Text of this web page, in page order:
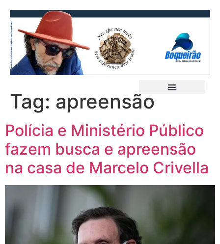
Tag: apreensão
Polícia e Ministério Público
fazem busca e apreensão
na casa de Marcelo Crivella